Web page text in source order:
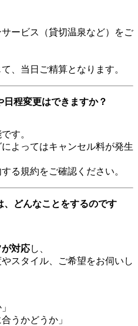
ービス（貸切温泉など）をご
、当日ご精算となります。
程変更はできますか？
す。
よってはキャンセル料が発生
る規約をご確認ください。
、どんなことをするのです
対応し、
スタイル、ご希望をお伺いし
うかどうか」